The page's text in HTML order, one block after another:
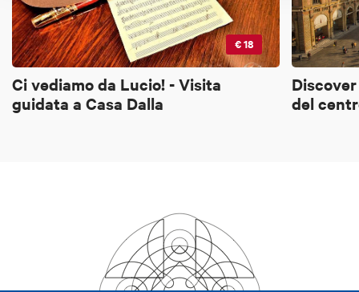
€ 18
Ci vediamo da Lucio! - Visita
guidata a Casa Dalla
del